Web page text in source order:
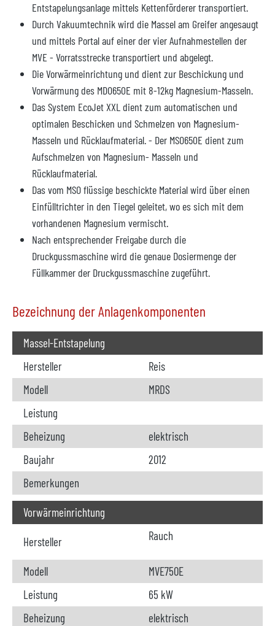
Entstapelungsanlage mittels Kettenförderer transportiert.
Durch Vakuumtechnik wird die Massel am Greifer angesaugt
und mittels Portal auf einer der vier Aufnahmestellen der
MVE - Vorratsstrecke transportiert und abgelegt.
Die Vorwärmeinrichtung und dient zur Beschickung und
Vorwärmung des MDO650E mit 8-12kg Magnesium-Masseln.
Das System EcoJet XXL dient zum automatischen und
optimalen Beschicken und Schmelzen von Magnesium-
Masseln und Rücklaufmaterial. - Der MSO650E dient zum
Aufschmelzen von Magnesium- Masseln und
Rücklaufmaterial.
Das vom MSO flüssige beschickte Material wird über einen
Einfülltrichter in den Tiegel geleitet, wo es sich mit dem
vorhandenen Magnesium vermischt.
Nach entsprechender Freigabe durch die
Druckgussmaschine wird die genaue Dosiermenge der
Füllkammer der Druckgussmaschine zugeführt.
Bezeichnung der Anlagenkomponenten
Massel-Entstapelung
Hersteller
Reis
Modell
MRDS
Leistung
Beheizung
elektrisch
Baujahr
2012
Bemerkungen
Vorwärmeinrichtung
Hersteller Rauch
Modell
MVE750E
Leistung
65 kW
Beheizung
elektrisch